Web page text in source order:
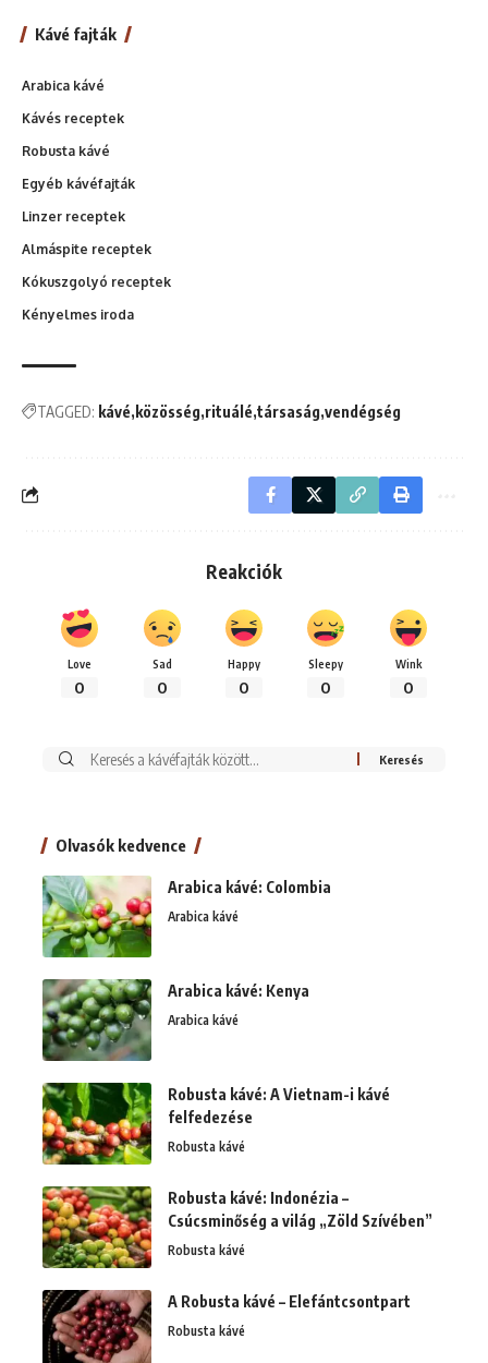
Kávé fajták
Arabica kávé
Kávés receptek
Robusta kávé
Egyéb kávéfajták
Linzer receptek
Almáspite receptek
Kókuszgolyó receptek
Kényelmes iroda
TAGGED: kávé közösség rituálé társaság vendégség
Reakciók
Love
0
Sad
0
Happy
0
Sleepy
0
Wink
0
Keresés:
Olvasók kedvence
Arabica kávé: Colombia
Arabica kávé
Arabica kávé: Kenya
Arabica kávé
Robusta kávé: A Vietnam-i kávé
felfedezése
Robusta kávé
Robusta kávé: Indonézia –
Csúcsminőség a világ „Zöld Szívében”
Robusta kávé
A Robusta kávé – Elefántcsontpart
Robusta kávé